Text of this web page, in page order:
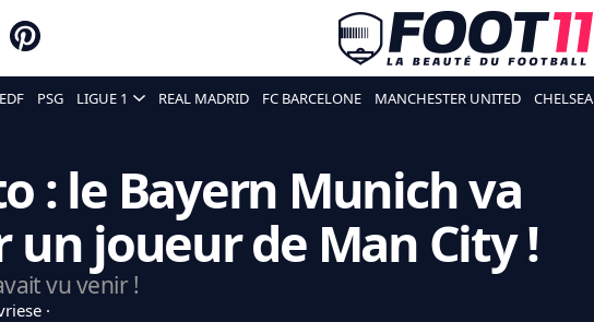
EDF PSG LIGUE 1 REAL MADRID FC BARCELONE MANCHESTER UNITED CHELSEA
: le Bayern Munich va
un joueur de Man City !
vu venir !